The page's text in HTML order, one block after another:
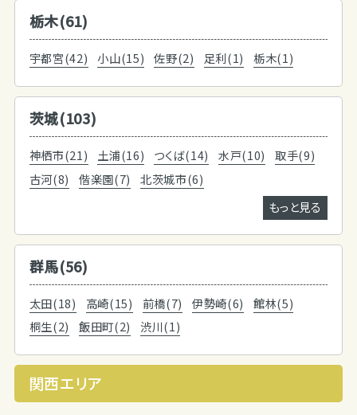
栃木(61)
宇都宮(42) 小山(15) 佐野(2) 足利(1) 栃木(1)
茨城(103)
神栖市(21) 土浦(16) つくば(14) 水戸(10)
取手(9)
古河(8)
偕楽園(7)
北茨城市(6)
もっと見る
群馬(56)
太田(18) 高崎(15) 前橋(7) 伊勢崎(6)
館林(5)
桐生(2)
飯田町(2) 渋川(1)
関西エリア